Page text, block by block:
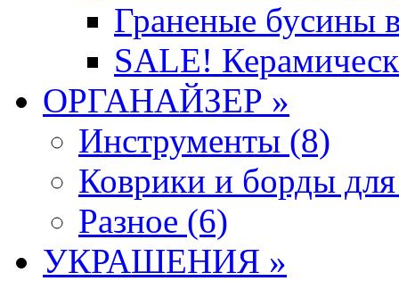
Граненые бусины
SALE!
ОРГАНАЙЗЕР »
Инструменты (8)
Коврики и борды
Разное (6)
УКРАШЕНИЯ »